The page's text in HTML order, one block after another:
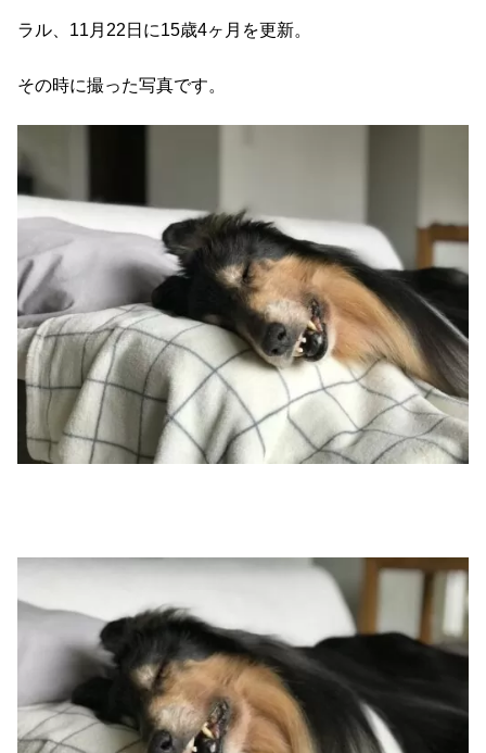
ラル、11月22日に15歳4ヶ月を更新。
その時に撮った写真です。